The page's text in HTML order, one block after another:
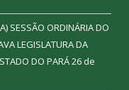
SESSÃO ORDINÁRIA DO
LEGISLATURA DA
DO PARÁ26 de